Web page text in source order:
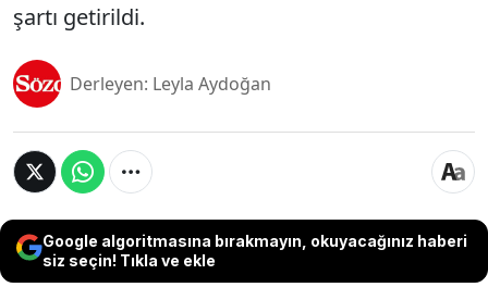
şartı getirildi.
Derleyen: Leyla Aydoğan
Google algoritmasına bırakmayın, okuyacağınız haberi
siz seçin! Tıkla ve ekle